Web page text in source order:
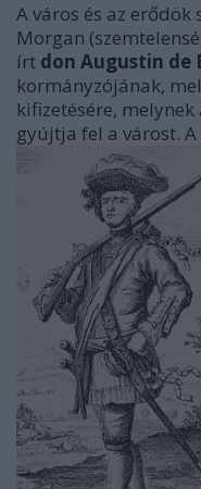
A város és az
Morgan
írt don Augustin
kormányzójának,
kifizetésére,
gyújtja fel a várost.